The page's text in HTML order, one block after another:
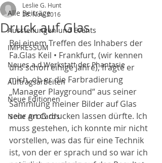
Alle Beiträge
Ausstellungen und Events
IMPRESSUM
Neues a.d.Werkstatt der Phantasie
Auftragsarbeiten
Neue Editionen
Neue Art Cards
Druck auf Glas
Leslie G. Hunt
28. Nov. 2016
Bei einem Treffen des Inhabers der
Fa.Glas Keil • Frankfurt, (wir kennen
uns schon einige Jahre), fragte er
mich, ob er die Farbradierung
„Manager Playground“ aus seiner
Sammlung meiner Bilder auf Glas
sehr groß drucken lassen dürfte. Ich
muss gestehen, ich konnte mir nicht
vorstellen, was das für eine Technik
ist, von der er sprach und so war ich